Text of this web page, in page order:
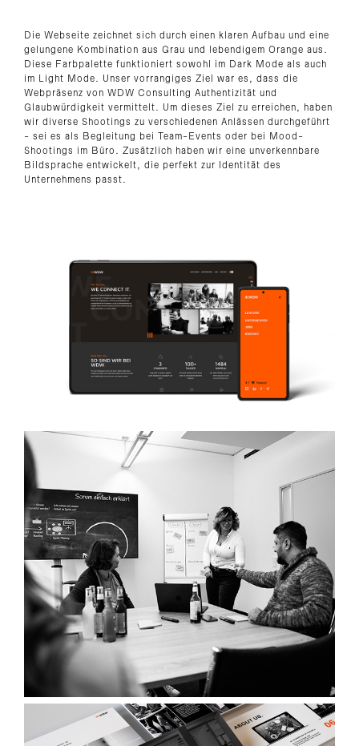
Die Webseite zeichnet sich durch einen klaren Aufbau und eine
gelungene Kombination aus Grau und lebendigem Orange aus.
Diese Farbpalette funktioniert sowohl im Dark Mode als auch
im Light Mode. Unser vorrangiges Ziel war es, dass die
Webpräsenz von WDW Consulting Authentizität und
Glaubwürdigkeit vermittelt. Um dieses Ziel zu erreichen, haben
wir diverse Shootings zu verschiedenen Anlässen durchgeführt
- sei es als Begleitung bei Team-Events oder bei Mood-
Shootings im Büro. Zusätzlich haben wir eine unverkennbare
Bildsprache entwickelt, die perfekt zur Identität des
Unternehmens passt.